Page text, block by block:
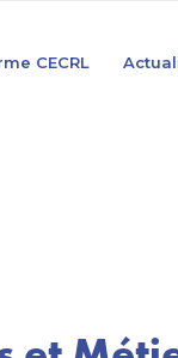
CECRL